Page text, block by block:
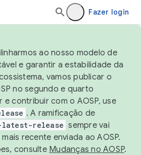
Fazer login
ao nosso modelo de
e garantir a estabilidade da
vamos publicar o
no segundo e quarto
e contribuir com o AOSP, use
. A ramificação de
latest-release sempre vai
recente enviada ao AOSP.
consulte Mudanças no AOSP.